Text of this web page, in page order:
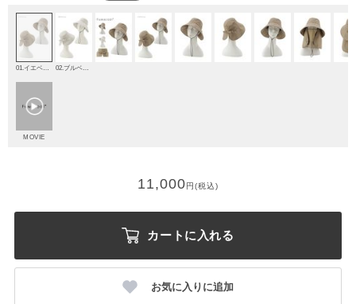
MOVIE
11,000円(税込)
カートに入れる
お気に入りに追加